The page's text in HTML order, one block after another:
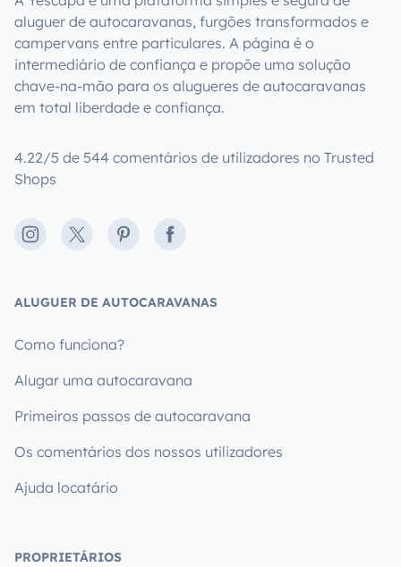
aluguer de autocaravanas, furgões transformados e
campervans entre particulares. A página é o
intermediário de confiança e propõe uma solução
chave-na-mão para os alugueres de autocaravanas
em total liberdade e confiança.
4.22/5 de 544 comentários de utilizadores no Trusted
Shops
Instagram
X PinterestFacebook
ALUGUER DE AUTOCARAVANAS
Como funciona?
Alugar uma autocaravana
Primeiros passos de autocaravana
Os comentários dos nossos utilizadores
Ajuda locatário
PROPRIETÁRIOS